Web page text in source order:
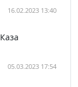
16.02.2023 13:40
05.03.2023 17:54